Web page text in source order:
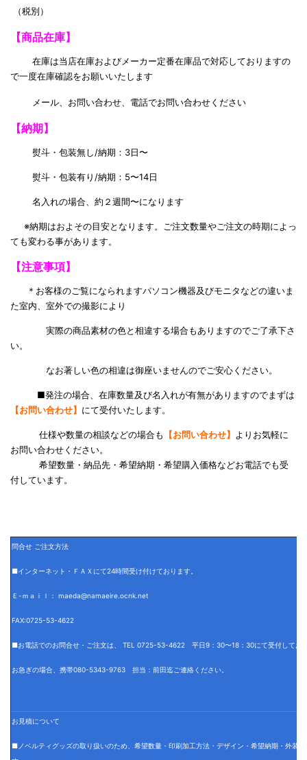
（税別）
【商品在庫】
在庫は当店在庫およびメーカー定番在庫品で対応しておりますの
で一度在庫確認をお願いいたします
メール、お問い合わせ、電話でお問い合わせください
【納期】
熨斗・包装無し/納期：3日〜
熨斗・包装有り/納期：5〜14日
名入れの場合、約２週間〜になります
※納期はおよその目安となります。ご注文数量やご注文の時期によっ
ても変わる事があります。
【注意事項】
＊お客様のご覧になられますパソコン機器及びモニタなどの違いま
た室内、室外での撮影により
実際の商品素材の色と相違する場合もありますのでご了承下さ
い。
なお著しい色の相違は御座いませんのでご安心ください。
■発注の場合、在庫数量及び名入れが有無がありますのでまずは
【お問い合わせ】 にて受付いたします。
仕様や数量の相談などの場合も 【お問い合わせ】
よりお気軽に
お問い合わせください。
希望数量・納品先・希望納期・希望購入価格などお電話でも受
付しています。
問合せ ご注文方法
■インターネット・ＦＡＸにて24時間受け付けております。
Ｅ-ｍａｉｌ： maeda@namaeire.ocnk.net
FAX:0725-53-4622
■お電話でのお問合せ・ご注文は、 TEL 0725-53-4622 平日9：30〜18：30にて受付してお
お急ぎの場合、携帯080-5343-9763 担当：前田迄ご連絡ください。
お見積について
■ノベルティグッズの取り扱いのため、希望数量・印刷加工方法・デザイン・希望納期・外装